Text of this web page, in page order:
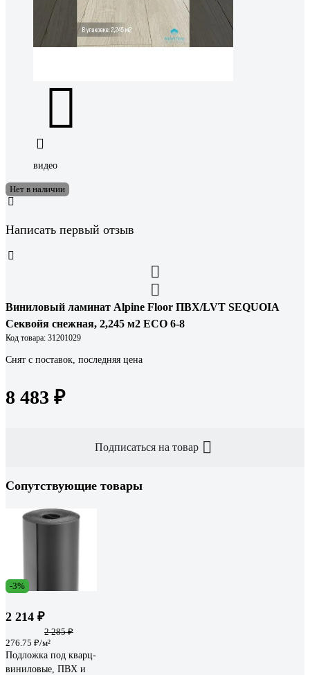
видео
Нет в наличии
Написать первый отзыв
Виниловый ламинат Alpine Floor ПВХ/LVT SEQUOIA
Секвойя снежная, 2,245 м2 ЕСО 6-8
Код товара: 31201029
Снят с поставок, последняя цена
8 483 ₽
Подписаться на товар
Сопутствующие товары
-3%
2 214 ₽
2 285 ₽
276.75 ₽/м²
Подложка под кварц-
виниловые, ПВХ и